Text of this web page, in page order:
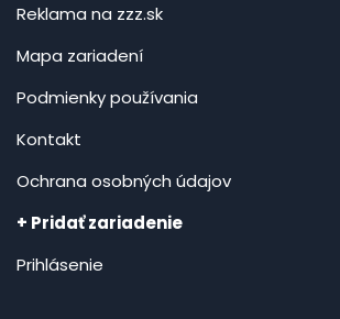
Reklama na zzz.sk
Mapa zariadení
Podmienky používania
Kontakt
Ochrana osobných údajov
+ Pridať zariadenie
Prihlásenie